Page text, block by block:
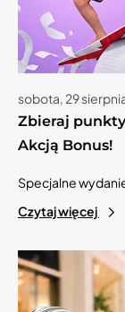
sobota, 29
Zbieraj
Akcją Bonus!
Specjalne
Czytaj więcej